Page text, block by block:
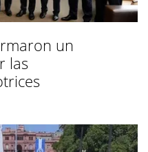
un
las